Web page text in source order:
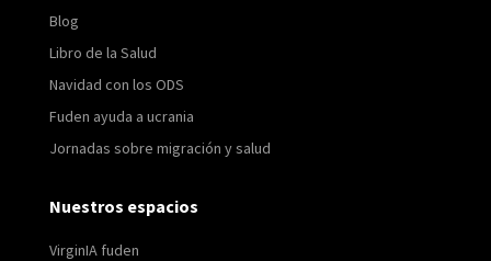
Blog
Libro de la Salud
Navidad con los ODS
Fuden ayuda a ucrania
Jornadas sobre migración y salud
Nuestros espacios
VirginIA fuden